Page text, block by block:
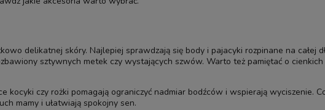
delikatnej skóry. Najlepiej sprawdzają się body i pajacyki rozpinane na całej
sztywnych metek czy wystających szwów. Warto też pamiętać o
czy rożki pomagają ograniczyć nadmiar bodźców i wspierają wyciszenie.
mamy i ułatwiają spokojny sen.